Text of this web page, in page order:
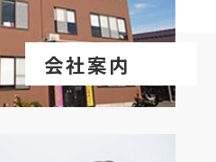
会社案内